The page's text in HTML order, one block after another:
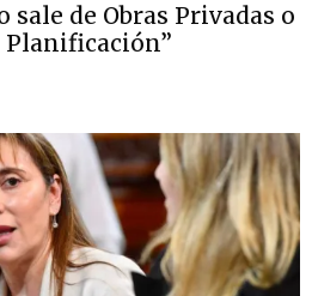
sale de Obras Privadas o
Planificación”